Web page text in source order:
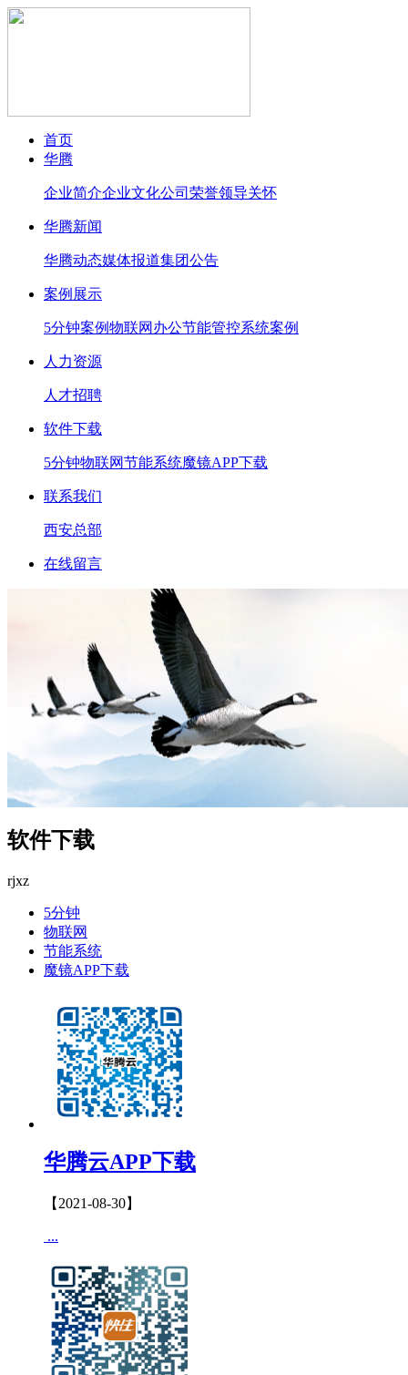
首页
华腾
企业简介企业文化公司荣誉领导关怀
华腾新闻
华腾动态媒体报道集团公告
案例展示
5分钟案例物联网办公节能管控系统案例
人力资源
人才招聘
软件下载
5分钟物联网节能系统魔镜APP下载
联系我们
西安总部
在线留言
软件下载
rjxz
5分钟
物联网
节能系统
魔镜APP下载
华腾云APP下载
【2021-08-30】
...